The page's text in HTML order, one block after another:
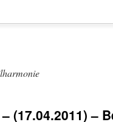
(17.04.2011) –